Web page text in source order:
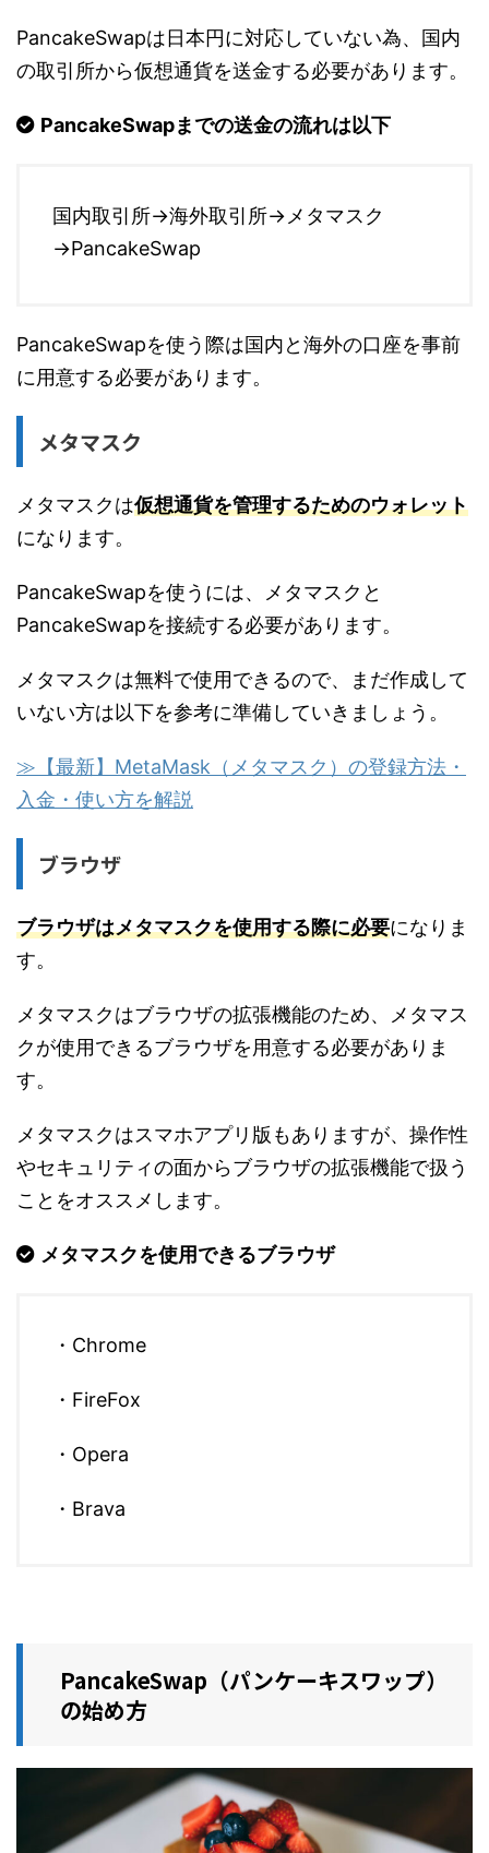
PancakeSwapは日本円に対応していない為、国内
の取引所から仮想通貨を送金する必要があります。
PancakeSwapまでの送金の流れは以下
国内取引所→海外取引所→メタマスク
→PancakeSwap
PancakeSwapを使う際は国内と海外の口座を事前
に用意する必要があります。
メタマスク
メタマスクは仮想通貨を管理するためのウォレット
になります。
PancakeSwapを使うには、メタマスクと
PancakeSwapを接続する必要があります。
メタマスクは無料で使用できるので、まだ作成して
いない方は以下を参考に準備していきましょう。
≫【最新】MetaMask（メタマスク）の登録方法・
入金・使い方を解説
ブラウザ
ブラウザはメタマスクを使用する際に必要になりま
す。
メタマスクはブラウザの拡張機能のため、メタマス
クが使用できるブラウザを用意する必要がありま
す。
メタマスクはスマホアプリ版もありますが、操作性
やセキュリティの面からブラウザの拡張機能で扱う
ことをオススメします。
メタマスクを使用できるブラウザ
・Chrome
・FireFox
・Opera
・Brava
PancakeSwap（パンケーキスワップ）
の始め方